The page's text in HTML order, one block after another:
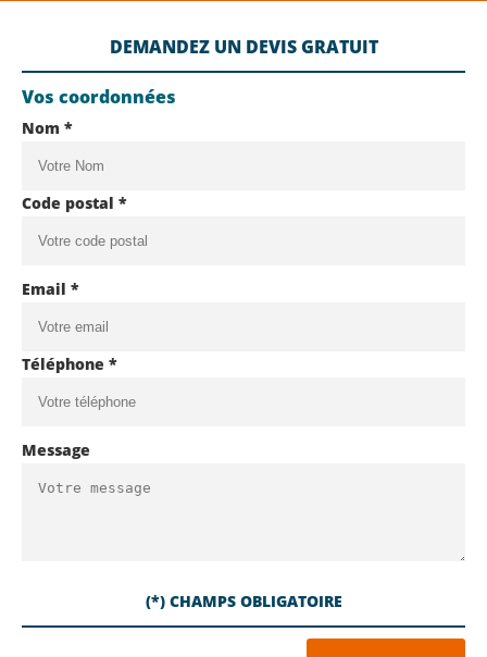
DEMANDEZ UN DEVIS GRATUIT
Vos coordonnées
Nom *
Code postal *
Email *
Téléphone *
Message
(*) CHAMPS OBLIGATOIRE